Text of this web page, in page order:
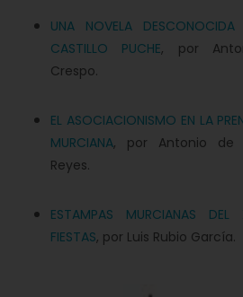
UNA NOVELA DESCONOCIDA
CASTILLO PUCHE, por
Crespo.
EL ASOCIACIONISMO EN LA
MURCIANA, por Antonio de
Reyes.
ESTAMPAS MURCIANAS DEL
FIESTAS, por Luis Rubio García.